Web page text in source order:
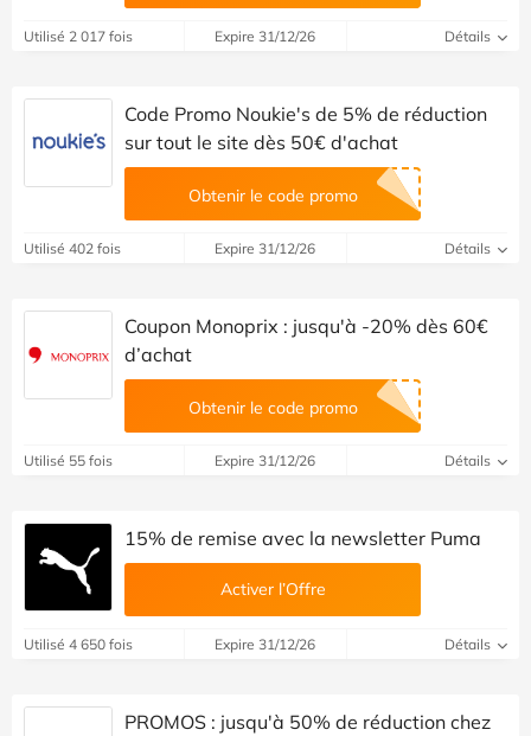
Utilisé 2 017 fois Expire 31/12/26 Détails
Code Promo Noukie's de 5% de réduction
sur tout le site dès 50€ d'achat
Obtenir le code promo
Utilisé 402 fois Expire 31/12/26 Détails
Coupon Monoprix : jusqu'à -20% dès 60€
d’achat
Obtenir le code promo
Utilisé 55 fois Expire 31/12/26 Détails
15% de remise avec la newsletter Puma
Activer l’Offre
Utilisé 4 650 fois Expire 31/12/26 Détails
PROMOS : jusqu'à 50% de réduction chez